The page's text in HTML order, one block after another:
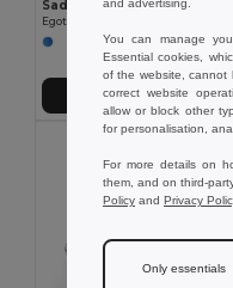
Egotier 97090
Přidat do košíku
You can manage
Essential cookies,
of the website, cannot
correct website
allow or block other
for personalisation,
For more details on
them, and on third-
Policy and Privacy
Only essentials